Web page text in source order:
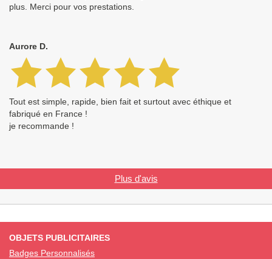
plus. Merci pour vos prestations.
Aurore D.
Tout est simple, rapide, bien fait et surtout avec éthique et
fabriqué en France !
je recommande !
Plus d'avis
OBJETS PUBLICITAIRES
Badges Personnalisés